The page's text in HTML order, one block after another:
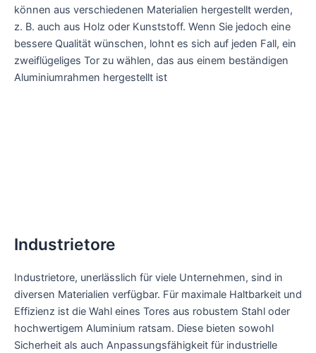
können aus verschiedenen Materialien hergestellt werden,
z. B. auch aus Holz oder Kunststoff. Wenn Sie jedoch eine
bessere Qualität wünschen, lohnt es sich auf jeden Fall, ein
zweiflügeliges Tor zu wählen, das aus einem beständigen
Aluminiumrahmen hergestellt ist
Industrietore
Industrietore, unerlässlich für viele Unternehmen, sind in
diversen Materialien verfügbar. Für maximale Haltbarkeit und
Effizienz ist die Wahl eines Tores aus robustem Stahl oder
hochwertigem Aluminium ratsam. Diese bieten sowohl
Sicherheit als auch Anpassungsfähigkeit für industrielle